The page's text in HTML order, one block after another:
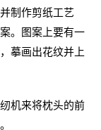
制作剪纸工艺
。图案上要有一
摹画出花纹并上
机来将枕头的前